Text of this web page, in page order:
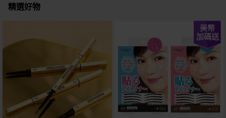
精選好物
美幣
加碼送